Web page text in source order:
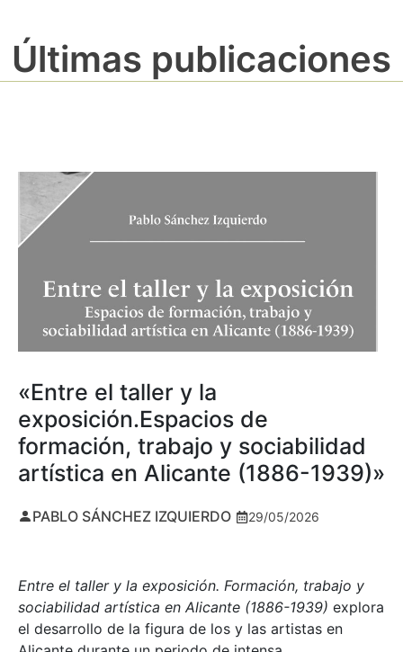
Últimas publicaciones
«Entre el taller y la
exposición.Espacios de
formación, trabajo y sociabilidad
artística en Alicante (1886-1939)»
PABLO SÁNCHEZ IZQUIERDO 29/05/2026
Entre el taller y la exposición. Formación, trabajo y
sociabilidad artística en Alicante (1886-1939) explora
el desarrollo de la figura de los y las artistas en